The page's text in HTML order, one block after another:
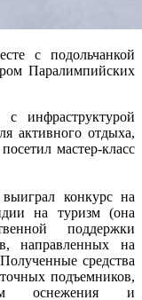
с подольчанкой
Паралимпийских
инфраструктурой
активного отдыха,
мастер-класс
конкурс на
на туризм (она
поддержки
направленных на
средства
подъемников,
оснежения и